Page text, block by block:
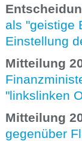
als "geistige
Einstellung
Mitteilung
"linkslinken
Mitteilung
gegenüber